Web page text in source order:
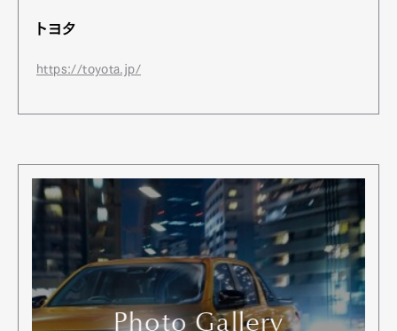
トヨタ
https://toyota.jp/
Photo Gallery